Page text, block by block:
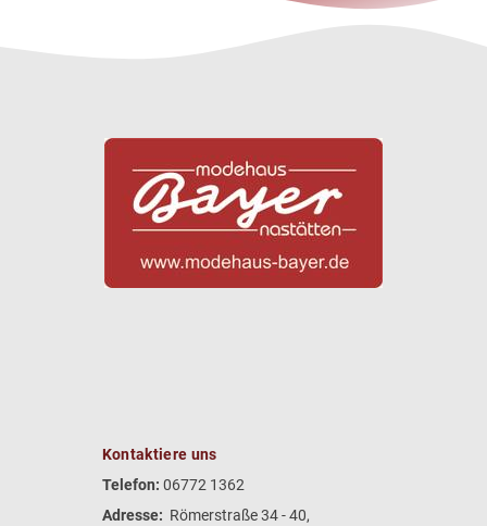
Kontaktiere uns
Telefon: 06772 1362
Adresse: Römerstraße 34 - 40,